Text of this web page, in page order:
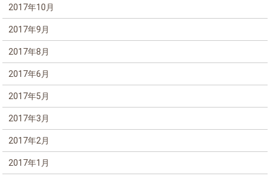
2017年10月
2017年9月
2017年8月
2017年6月
2017年5月
2017年3月
2017年2月
2017年1月